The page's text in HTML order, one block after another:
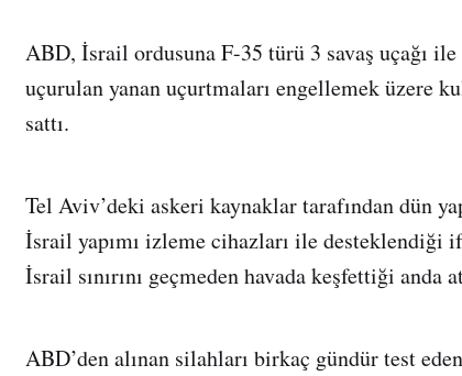
ABD, İsrail ordusuna F-35 türü 3 savaş uçağı
uçurulan yanan uçurtmaları engellemek üzere
sattı.
Tel Aviv’deki askeri kaynaklar tarafından dün
İsrail yapımı izleme cihazları ile desteklendiği
İsrail sınırını geçmeden havada keşfettiği anda
ABD’den alınan silahları birkaç gündür test